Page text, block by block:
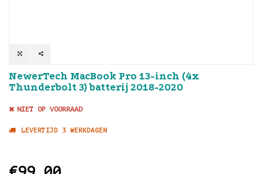
NewerTech MacBook Pro 13-inch (4x
Thunderbolt 3) batterij 2018-2020
NIET OP VOORRAAD
LEVERTIJD 3 WERKDAGEN